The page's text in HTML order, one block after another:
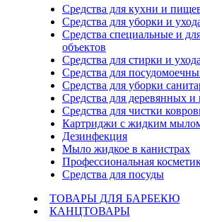
Средства для кухни и
Средства для уборки и
Средства специальные и
объектов
Средства для стирки и
Средства для
Средства для уборки
Средства для деревянных
Средства для чистки
Картриджи с жидким
Дезинфекция
Мыло жидкое в канистрах
Профессиональная
Средства для посуды
ТОВАРЫ ДЛЯ БАРБЕКЮ
КАНЦТОВАРЫ